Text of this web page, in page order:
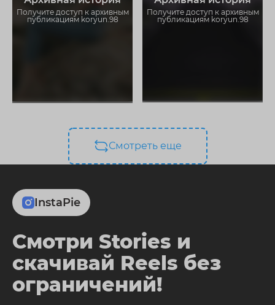
Получите доступ к архивным
публикациям koryun.98
ограничений
Получите доступ к архивным
публикациям koryun.98
ограничений
Смотреть еще
InstaPie
Смотри Stories и
скачивай Reels без
ограничений!